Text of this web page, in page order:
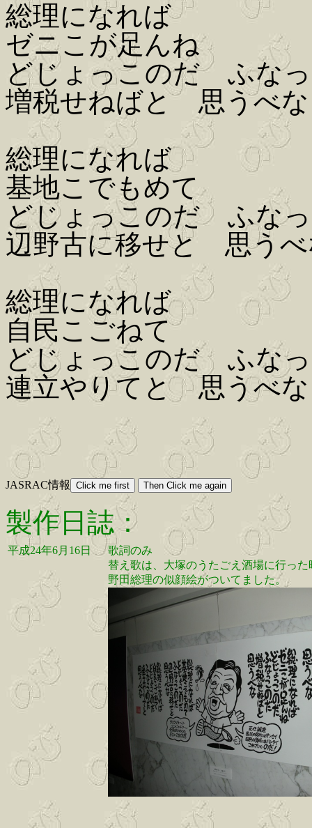
総理になれば
ゼニこが足んね
どじょっこのだ ふな
増税せねばと 思うべな
総理になれば
基地こでもめて
どじょっこのだ ふな
辺野古に移せと 思う
総理になれば
自民こごねて
どじょっこのだ ふな
連立やりてと 思うべな
JASRAC情報
製作日誌：
平成24年6月16日
歌詞のみ
替え歌は、大塚のうたごえ酒場に行っ
野田総理の似顔絵がついてました。